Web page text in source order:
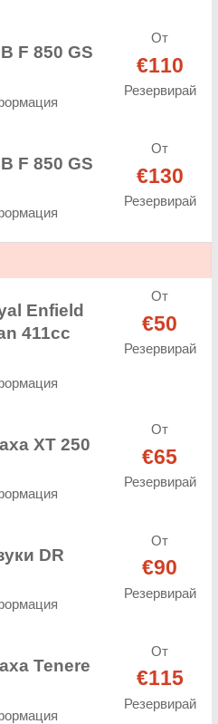
F 850 GS
От
€110
Резервирай
F 850 GS
От
€130
Резервирай
Enfield
411cc
От
€50
Резервирай
XT 250
От
€65
Резервирай
DR
От
€90
Резервирай
Tenere
От
€115
Резервирай